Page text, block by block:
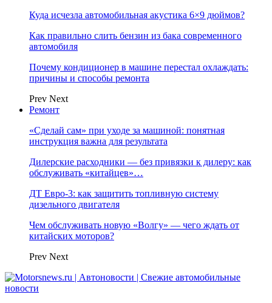
Куда исчезла автомобильная акустика 6×9 дюймов?
Как правильно слить бензин из бака современного
автомобиля
Почему кондиционер в машине перестал охлаждать:
причины и способы ремонта
Prev Next
Ремонт
«Сделай сам» при уходе за машиной: понятная
инструкция важна для результата
Дилерские расходники — без привязки к дилеру: как
обслуживать «китайцев»…
ДТ Евро-3: как защитить топливную систему
дизельного двигателя
Чем обслуживать новую «Волгу» — чего ждать от
китайских моторов?
Prev Next